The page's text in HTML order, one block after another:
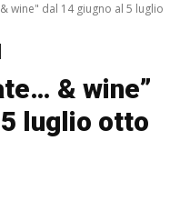
wine" dal 14 giugno al 5 luglio
& wine”
luglio otto